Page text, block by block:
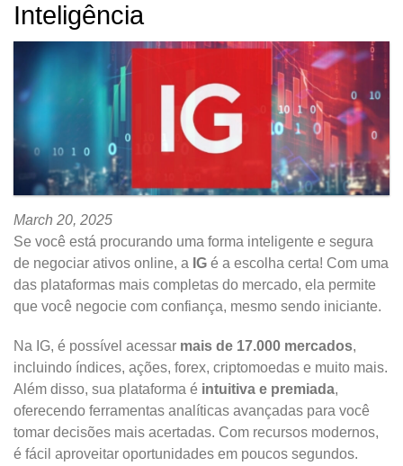
Inteligência
March 20, 2025
Se você está procurando uma forma inteligente e segura
de negociar ativos online, a IG é a escolha certa! Com uma
das plataformas mais completas do mercado, ela permite
que você negocie com confiança, mesmo sendo iniciante.
Na IG, é possível acessar mais de 17.000 mercados,
incluindo índices, ações, forex, criptomoedas e muito mais.
Além disso, sua plataforma é intuitiva e premiada,
oferecendo ferramentas analíticas avançadas para você
tomar decisões mais acertadas. Com recursos modernos,
é fácil aproveitar oportunidades em poucos segundos.